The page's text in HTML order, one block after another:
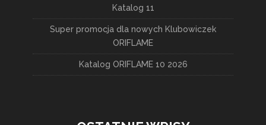
Katalog 11
Super promocja dla nowych Klubowiczek
ORIFLAME
Katalog ORIFLAME 10 2026